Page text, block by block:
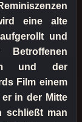
eine alte
und
und der
Film einem
in der Mitte
schließt man